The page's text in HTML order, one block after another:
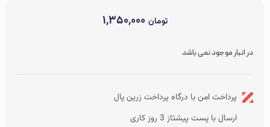
تومان
در انبار موجود نمی باشد
پرداخت امن با درگاه پرداخت زرین پال
ارسال با پست پیشتاز 3 روز کاری